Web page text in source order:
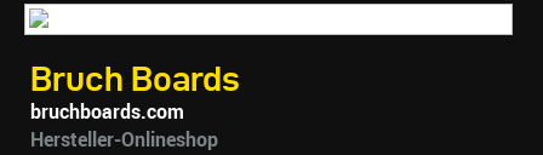
Bruch Boards
bruchboards.com
Hersteller-Onlineshop